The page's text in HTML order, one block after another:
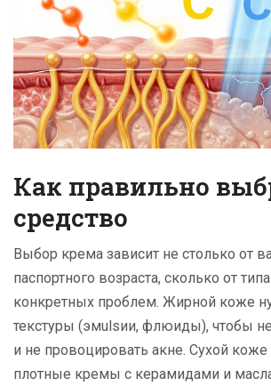
Как правильно
средство
Выбор крема зависит не столько от
паспортного возраста, сколько от
конкретных проблем. Жирной коже
текстуры (эмulsии, флюиды), чтобы
и не провоцировать акне. Сухой коже
плотные кремы с керамидами и